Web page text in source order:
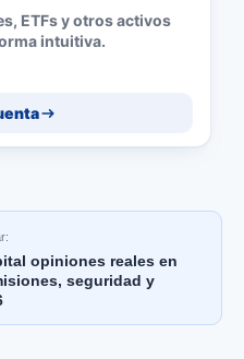
ETFs y otros activos
intuitiva.
opiniones reales en
seguridad y